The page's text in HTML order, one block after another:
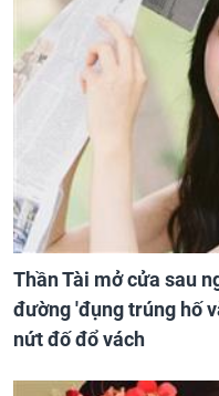
Thần Tài mở cửa sau
đường 'đụng trúng hố
nứt đố đổ vách